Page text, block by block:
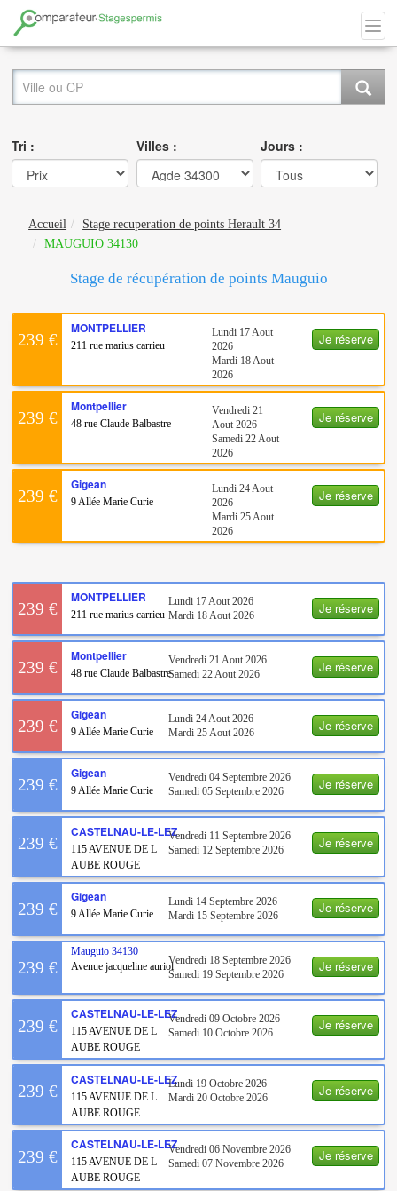
Tri : Villes : Jours :
Accueil
Stage recuperation de points Herault 34
MAUGUIO 34130
Stage de récupération de points Mauguio
Je réserve
239 €
MONTPELLIER
211 rue marius carrieu
Lundi 17 Aout
2026
Mardi 18 Aout
2026
Je réserve
239 €
Montpellier
48 rue Claude Balbastre
Vendredi 21
Aout 2026
Samedi 22 Aout
2026
Je réserve
239 €
Gigean
9 Allée Marie Curie
Lundi 24 Aout
2026
Mardi 25 Aout
2026
Je réserve
239 €
MONTPELLIER
211 rue marius carrieu
Lundi 17 Aout 2026
Mardi 18 Aout 2026
Je réserve
239 €
Montpellier
48 rue Claude Balbastre
Vendredi 21 Aout 2026
Samedi 22 Aout 2026
Je réserve
239 €
Gigean
9 Allée Marie Curie
Lundi 24 Aout 2026
Mardi 25 Aout 2026
Je réserve
239 €
Gigean
9 Allée Marie Curie
Vendredi 04 Septembre 2026
Samedi 05 Septembre 2026
Je réserve
239 €
CASTELNAU-LE-LEZ
115 AVENUE DE L
AUBE ROUGE
Vendredi 11 Septembre 2026
Samedi 12 Septembre 2026
Je réserve
239 €
Gigean
9 Allée Marie Curie
Lundi 14 Septembre 2026
Mardi 15 Septembre 2026
Je réserve
239 €
Mauguio 34130
Avenue jacqueline auriol
Vendredi 18 Septembre 2026
Samedi 19 Septembre 2026
Je réserve
239 €
CASTELNAU-LE-LEZ
115 AVENUE DE L
AUBE ROUGE
Vendredi 09 Octobre 2026
Samedi 10 Octobre 2026
Je réserve
239 €
CASTELNAU-LE-LEZ
115 AVENUE DE L
AUBE ROUGE
Lundi 19 Octobre 2026
Mardi 20 Octobre 2026
Je réserve
239 €
CASTELNAU-LE-LEZ
115 AVENUE DE L
AUBE ROUGE
Vendredi 06 Novembre 2026
Samedi 07 Novembre 2026